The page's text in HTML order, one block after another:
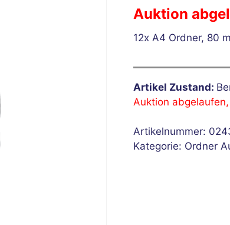
Auktion
12x A4 Ordner, 80
Artikel Zustand:
Auktion
Artikelnummer:
Kategorie: Ordner